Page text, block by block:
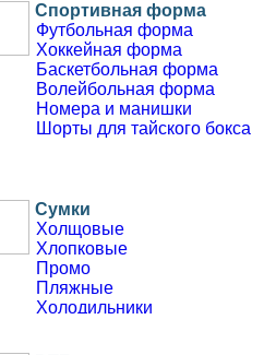
Cпортивная форма
Футбольная форма
Хоккейная форма
Баскетбольная форма
Волейбольная форма
Номера и манишки
Шорты для тайского бокса
Сумки
Холщовые
Хлопковые
Промо
Пляжные
Холодильники